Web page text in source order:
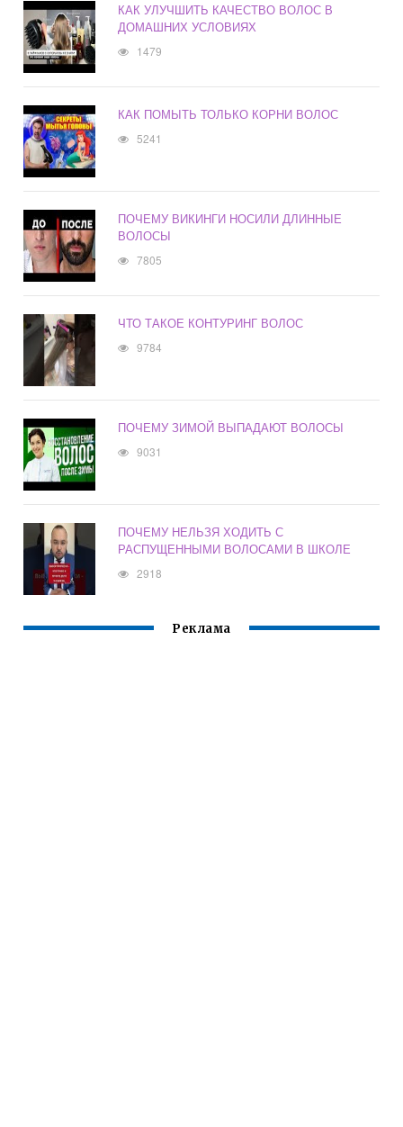
КАК УЛУЧШИТЬ КАЧЕСТВО ВОЛОС В
ДОМАШНИХ УСЛОВИЯХ
1479
КАК ПОМЫТЬ ТОЛЬКО КОРНИ ВОЛОС
5241
ПОЧЕМУ ВИКИНГИ НОСИЛИ ДЛИННЫЕ
ВОЛОСЫ
7805
ЧТО ТАКОЕ КОНТУРИНГ ВОЛОС
9784
ПОЧЕМУ ЗИМОЙ ВЫПАДАЮТ ВОЛОСЫ
9031
ПОЧЕМУ НЕЛЬЗЯ ХОДИТЬ С
РАСПУЩЕННЫМИ ВОЛОСАМИ В ШКОЛЕ
2918
Реклама